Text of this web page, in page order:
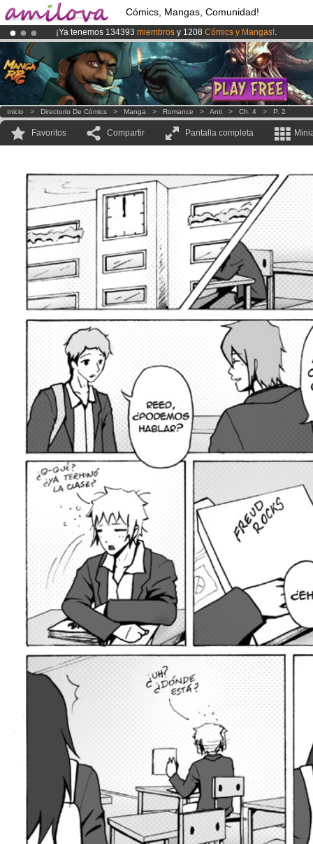
Cómics, Mangas, Comunidad!
¡Ya tenemos 134393 miembros y 1208 Cómics y Mangas!.
¡Conviertete en Premium por3.95 eurosal mes!Hazte Premium ya
El Kickstarter Amilova está desormado lanzado!.
Inicio > Directorio De Cómics > Manga > Romance > Anti > Ch. 4 > P. 2
Favoritos Compartir Pantalla completa